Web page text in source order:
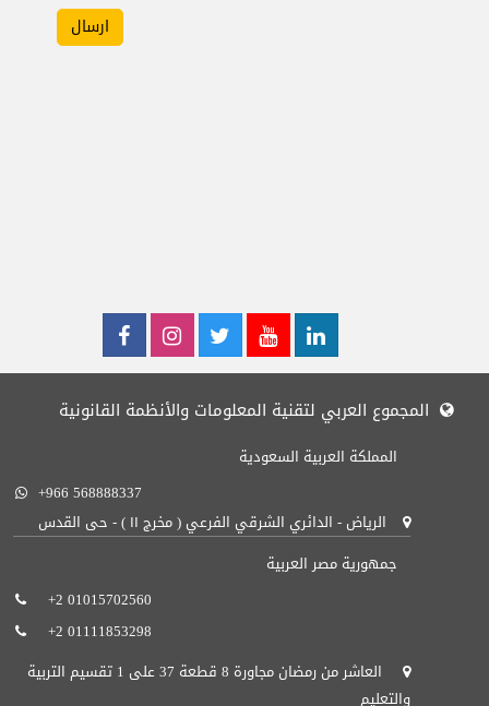
ارسال
المجموع العربي لتقنية المعلومات والأنظمة القانونية
المملكة العربية السعودية
+966 568888337
الرياض - الدائري الشرقي الفرعي ( مخرج ١١ ) - حى القدس
جمهورية مصر العربية
+2 01015702560
+2 01111853298
العاشر من رمضان مجاورة 8 قطعة 37 على 1 تقسيم التربية
والتعليم